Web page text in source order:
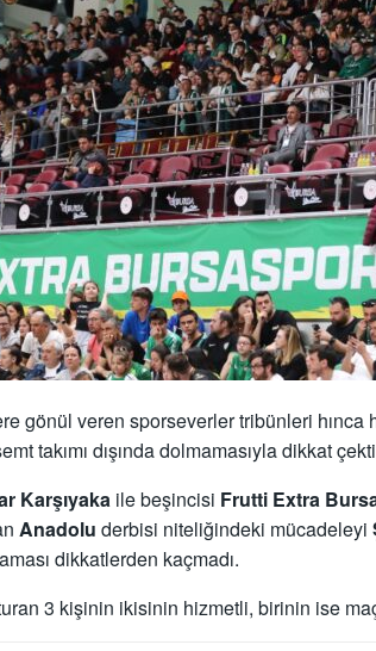
gönül veren sporseverler tribünleri hınca
takımı dışında dolmamasıyla dikkat
Karşıyaka ile beşincisi Frutti Extra
Anadolu derbisi niteliğindeki mücadeleyi
dikkatlerden kaçmadı.
3 kişinin ikisinin hizmetli, birinin ise